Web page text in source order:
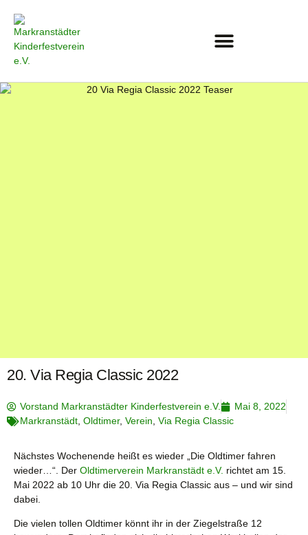
20. Via Regia Classic 2022
Vorstand Markranstädter Kinderfestverein e.V.
Mai 8, 2022
Markranstädt Oldtimer, Verein Via Regia Classic
Nächstes Wochenende heißt es wieder „Die Oldtimer fahren
wieder…“. Der Oldtimerverein Markranstädt e.V. richtet am 15.
Mai 2022 ab 10 Uhr die 20. Via Regia Classic aus – und wir sind
dabei.
Die vielen tollen Oldtimer könnt ihr in der Ziegelstraße 12